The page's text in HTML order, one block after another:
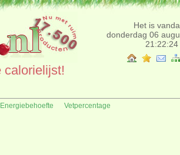
Het is
donderdag 06
21:22:24
calorielijst!
Energiebehoefte Vetpercentage